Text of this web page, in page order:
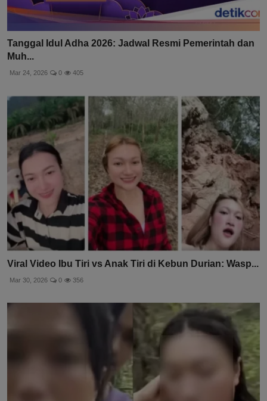
Tanggal Idul Adha 2026: Jadwal Resmi Pemerintah dan
Muh...
Mar 24, 2026 0 405
Viral Video Ibu Tiri vs Anak Tiri di Kebun Durian: Wasp...
Mar 30, 2026 0 356